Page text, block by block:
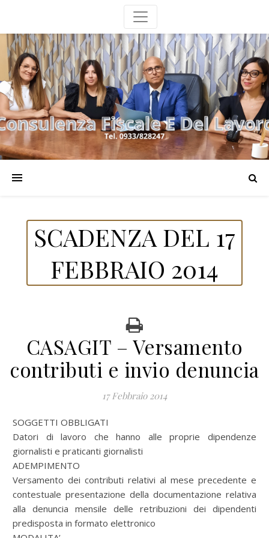
SCADENZA DEL 17
FEBBRAIO 2014
CASAGIT – Versamento
contributi e invio denuncia
17 Febbraio 2014
SOGGETTI OBBLIGATI
Datori di lavoro che hanno alle proprie dipendenze
giornalisti e praticanti giornalisti
ADEMPIMENTO
Versamento dei contributi relativi al mese precedente e
contestuale presentazione della documentazione relativa
alla denuncia mensile delle retribuzioni dei dipendenti
predisposta in formato elettronico